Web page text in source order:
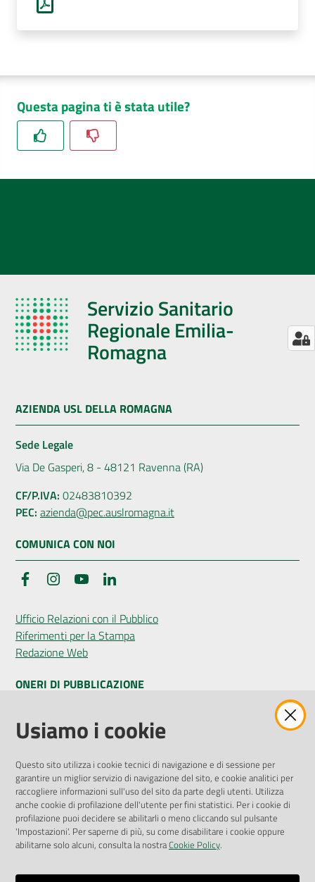
Questa pagina ti è stata utile?
Servizio Sanitario
Regionale Emilia-
Romagna
AZIENDA USL DELLA ROMAGNA
Sede Legale
Via De Gasperi, 8 - 48121 Ravenna (RA)
CF/P.IVA: 02483810392
PEC: azienda@pec.auslromagna.it
COMUNICA CON NOI
FacebookInstagramYouTube
Ufficio Relazioni con il Pubblico
Riferimenti per la Stampa
Redazione Web
ONERI DI PUBBLICAZIONE
Amministrazione Trasparente
Pubblicità legale
Privacy Policy
Attuazione Misure PNRR
Liste di Attesa
ENTI, IMPRESE E PARTNER
Fatturazione Elettronica
Usiamo i cookie
Questo sito utilizza i cookie tecnici di navigazione e di sessione per
garantire un miglior servizio di navigazione del sito, e cookie analitici per
raccogliere informazioni sull'uso del sito da parte degli utenti. Utilizza
anche cookie di profilazione dell'utente per fini statistici. Per i cookie di
profilazione puoi decidere se abilitarli o meno cliccando sul pulsante
'Impostazioni'. Per saperne di più, su come disabilitare i cookie oppure
abilitarne solo alcuni, consulta la nostraCookie Policy.